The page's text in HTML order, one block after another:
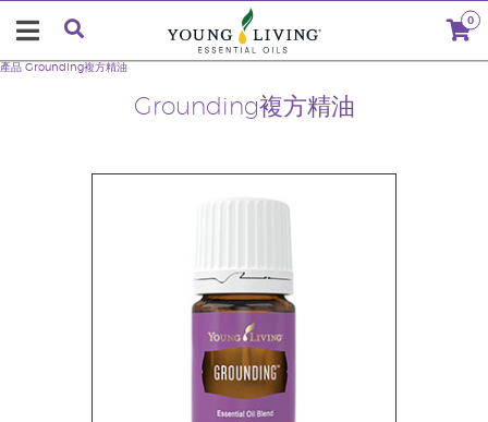
0
Grounding複方精油
產品 Grounding複方精油